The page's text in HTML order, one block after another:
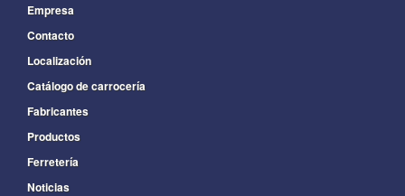
Empresa
Contacto
Localización
Catálogo de carrocería
Fabricantes
Productos
Ferretería
Noticias